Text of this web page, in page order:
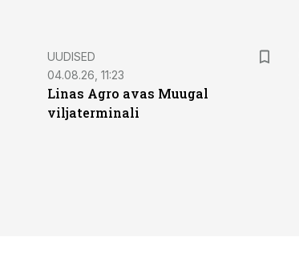
UUDISED
04.08.26, 11:23
Linas Agro avas Muugal
viljaterminali